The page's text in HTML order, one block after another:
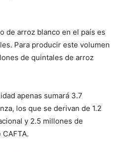
de arroz blanco en el país es
Para producir este volumen
de quintales de arroz
apenas sumará 3.7
los que se derivan de 1.2
y 2.5 millones de